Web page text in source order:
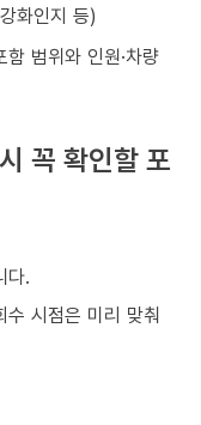
화인지 등)
범위와 인원·차량
꼭 확인할 포
다.
시점은 미리 맞춰